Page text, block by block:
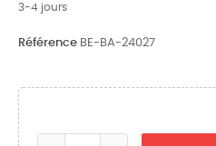
3-4 jours
Référence BE-BA-24027